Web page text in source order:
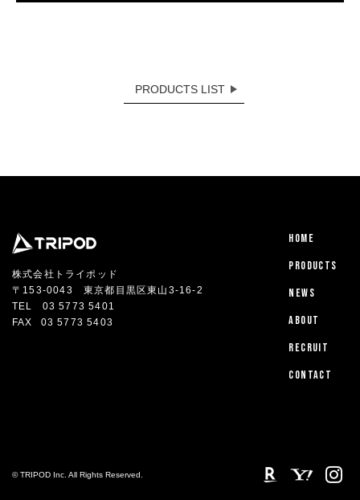
PRODUCTS LIST
株式会社トライポッド
〒153-0043 東京都目黒区東山3-16-2
TEL
03 5773 5401
FAX
03 5773 5403
HOME
PRODUCTS
NEWS
ABOUT
RECRUIT
CONTACT
© TRIPOD Inc. All Rights Reserved.